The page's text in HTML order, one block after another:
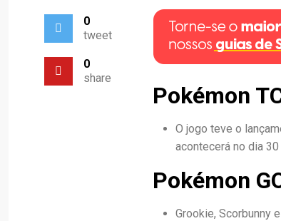
0
tweet
0
share
Pokémon
O jogo teve o
acontecerá no dia
Pokémon
Grookie, Scorbunny